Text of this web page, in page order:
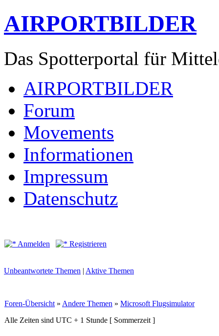
AIRPORTBILDER
Das Spotterportal für
AIRPORTBILDER
Forum
Movements
Informationen
Impressum
Datenschutz
Anmelden Registrieren
Unbeantwortete Themen | Aktive Themen
Foren-Übersicht » Andere Themen » Microsoft Flugsimulator
Alle Zeiten sind UTC + 1 Stunde [ Sommerzeit ]